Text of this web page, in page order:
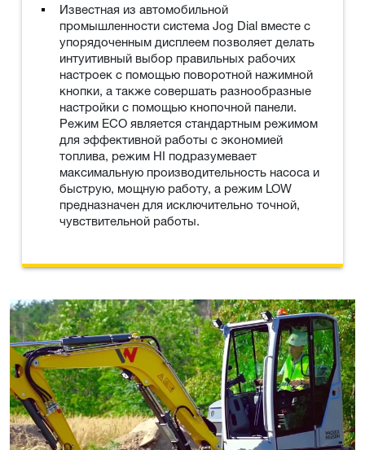
Известная из автомобильной
промышленности система Jog Dial вместе с
упорядоченным дисплеем позволяет делать
интуитивный выбор правильных рабочих
настроек с помощью поворотной нажимной
кнопки, а также совершать разнообразные
настройки с помощью кнопочной панели.
Режим ECO является стандартным режимом
для эффективной работы с экономией
топлива, режим HI подразумевает
максимальную производительность насоса и
быструю, мощную работу, а режим LOW
предназначен для исключительно точной,
чувствительной работы.